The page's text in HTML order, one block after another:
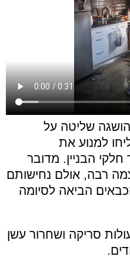
שליטה על
למנוע את
הבניין. מדובר
רבה, אולם נחישותם
הביאה לסיומה
סריקה ושחרור עשן